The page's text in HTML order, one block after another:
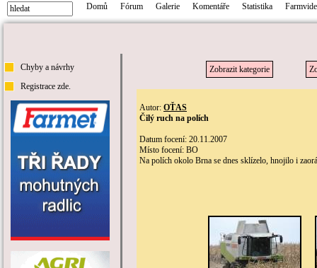
Domů Fórum Galerie Komentáře Statistika
Chyby a návrhy
Registrace zde.
Zobrazit kategorie
Autor: OŤAS
Čilý ruch na polích
Datum focení: 20.11.2007
Místo focení: BO
Na polích okolo Brna se dnes sklízelo, hnojilo i